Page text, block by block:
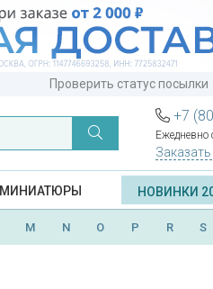
Проверить статус посылки
+7
Ежедневно
МИНИАТЮРЫ НОВИНКИ
M N O P R S